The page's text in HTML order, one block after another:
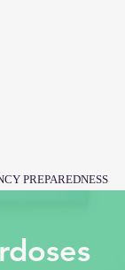
PREPAREDNESS